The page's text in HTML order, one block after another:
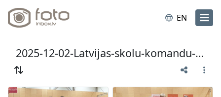
EN
2025-12-02-Latvijas-skolu-komandu-cempionats-badmintona